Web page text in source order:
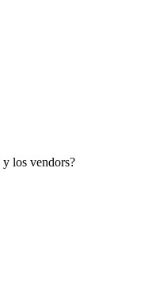
y los vendors?